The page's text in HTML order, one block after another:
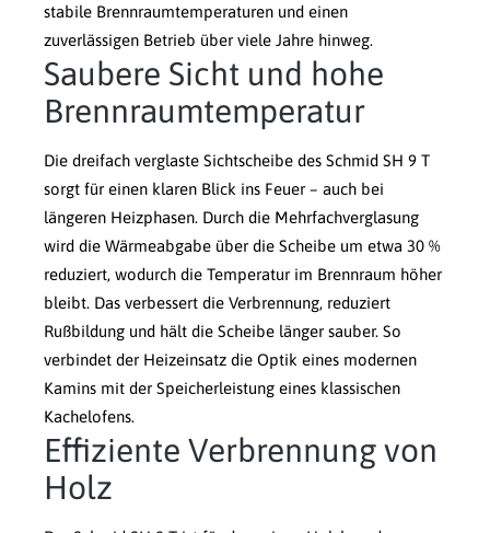
stabile Brennraumtemperaturen und einen
zuverlässigen Betrieb über viele Jahre hinweg.
Saubere Sicht und hohe
Brennraumtemperatur
Die dreifach verglaste Sichtscheibe des Schmid SH 9 T
sorgt für einen klaren Blick ins Feuer – auch bei
längeren Heizphasen. Durch die Mehrfachverglasung
wird die Wärmeabgabe über die Scheibe um etwa 30 %
reduziert, wodurch die Temperatur im Brennraum höher
bleibt. Das verbessert die Verbrennung, reduziert
Rußbildung und hält die Scheibe länger sauber. So
verbindet der Heizeinsatz die Optik eines modernen
Kamins mit der Speicherleistung eines klassischen
Kachelofens.
Effiziente Verbrennung von
Holz